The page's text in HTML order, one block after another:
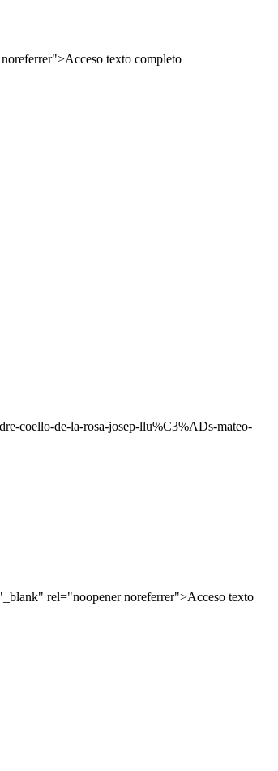
texto completo
coello-de-la-rosa-josep-llu%C3%ADs-mateo-
rel="noopener noreferrer">Acceso texto